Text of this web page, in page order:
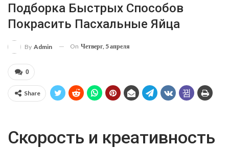
Подборка Быстрых Способов
Покрасить Пасхальные Яйца
By Admin On Четверг, 5 апреля
0
Share
Скорость и креативность